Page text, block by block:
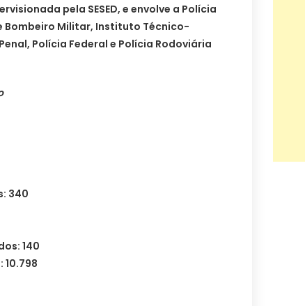
pela SESED, e envolve a Polícia
Bombeiro Militar, Instituto Técnico-
Polícia Federal e Polícia Rodoviária
340
140